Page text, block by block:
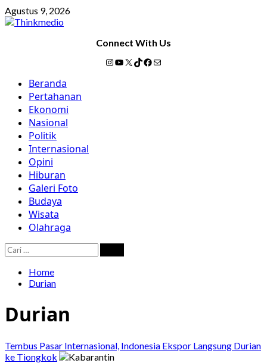
Skip
to
Agustus 9, 2026
Connect With Us
Instagram
YouTube
X TikTok
Facebook
Mail
Primary
Menu
Beranda
Pertahanan
Ekonomi
Nasional
Politik
Internasional
Opini
Hiburan
Galeri Foto
Budaya
Wisata
Olahraga
Cari
untuk:
Home
Durian
Durian
Tembus Pasar Internasional, Indonesia Ekspor Langsung Durian
ke Tiongkok